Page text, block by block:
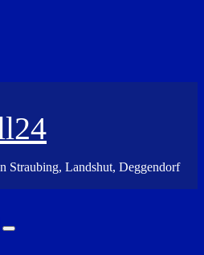
Straubing, Landshut, Deggendorf